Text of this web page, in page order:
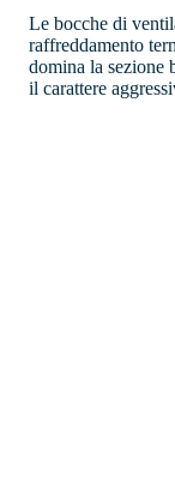
Le bocche di
raffreddamento
domina la sezione
il carattere